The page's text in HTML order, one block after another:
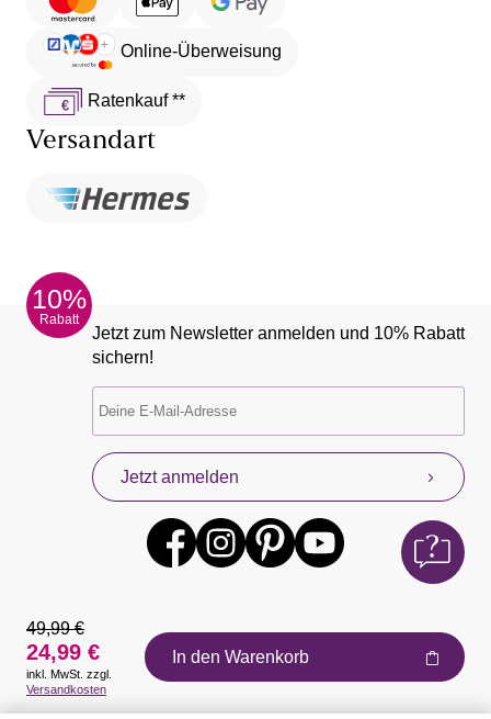
Online-Überweisung
Ratenkauf **
Versandart
10%
Rabatt
Jetzt zum Newsletter anmelden und 10% Rabatt
sichern!
Jetzt anmelden
Auszeichnungen
49,99 €
24,99 €
inkl. MwSt. zzgl.
Versandkosten
In den Warenkorb